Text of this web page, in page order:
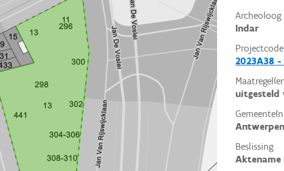
Archeoloog
Indar
2023A38
uitgesteld
Antwerpen
Beslissing
Aktename